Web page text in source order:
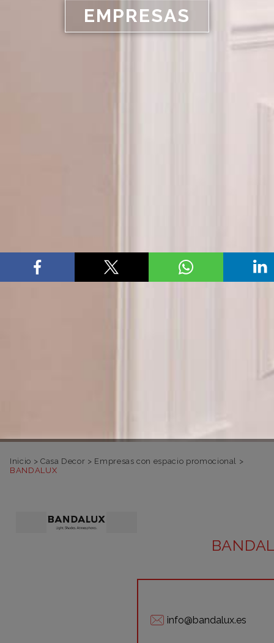
EMPRESAS
Inicio > Casa Decor > Empresas con espacio promocional
>
BANDALUX
info@bandalux.es